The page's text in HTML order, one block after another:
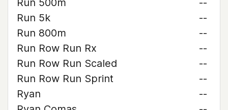
Run 500m
--
Run 5k
--
Run 800m
--
Run Row Run Rx
--
Run Row Run Scaled
--
Run Row Run Sprint
--
Ryan
--